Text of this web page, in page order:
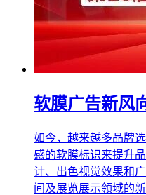
软膜广告新风
如今，越来越多品牌
感的软膜标识来提升
计、出色视觉效果和
间及展览展示领域的